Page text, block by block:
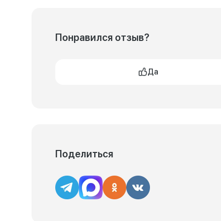
Понравился отзыв?
Да
Поделиться